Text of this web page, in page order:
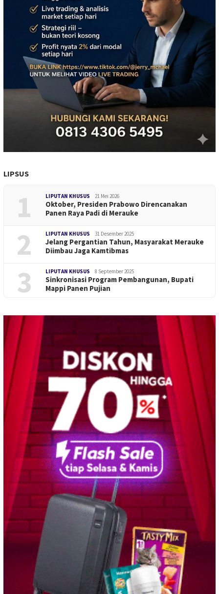
LIPSUS
1 LIPUTAN KHUSUS 21 Mei 2026
Oktober, Presiden Prabowo Direncanakan
Panen Raya Padi di Merauke
2 LIPUTAN KHUSUS 31 Desember 2025
Jelang Pergantian Tahun, Masyarakat Merauke
Diimbau Jaga Kamtibmas
3 LIPUTAN KHUSUS 8 September 2025
Sinkronisasi Program Pembangunan, Bupati
Mappi Panen Pujian